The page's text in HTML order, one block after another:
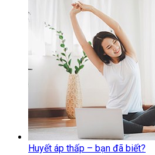
Huyết áp thấp – bạn đã biết?